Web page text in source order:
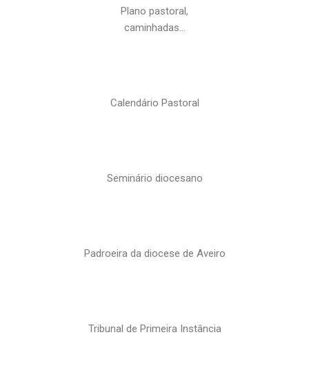
Plano pastoral,
caminhadas…
Calendário Pastoral
Seminário diocesano
Padroeira da diocese de Aveiro
Tribunal de Primeira Instância